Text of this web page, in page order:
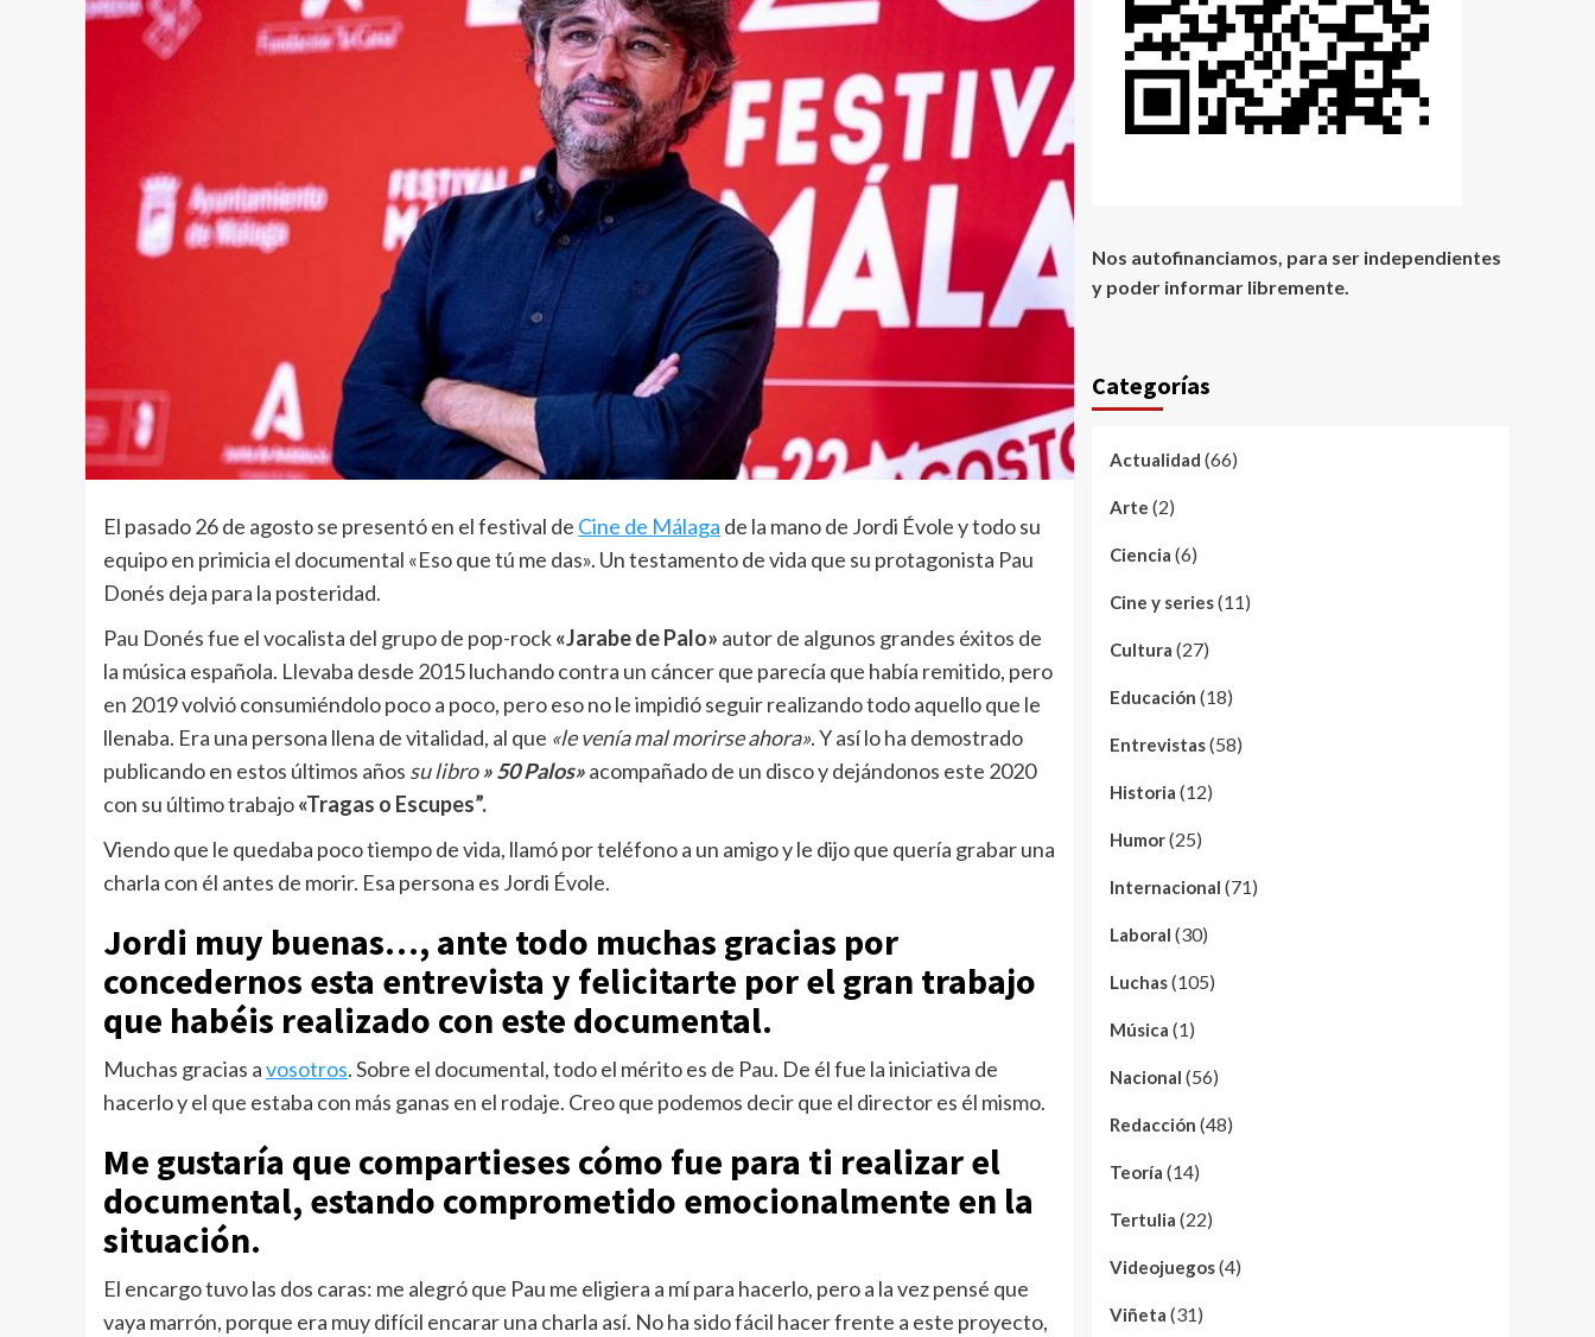
El pasado 26 de agosto se presentó en el festival de Cine de Málaga de la mano de Jordi Évole y todo su
equipo en primicia el documental «Eso que tú me das». Un testamento de vida que su protagonista Pau
Donés deja para la posteridad.
Pau Donés fue el vocalista del grupo de pop-rock«Jarabe de Palo» autor de algunos grandes éxitos de
la música española. Llevaba desde 2015 luchando contra un cáncer que parecía que había remitido, pero
en 2019 volvió consumiéndolo poco a poco, pero eso no le impidió seguir realizando todo aquello que le
llenaba. Era una persona llena de vitalidad, al que «le venía mal morirse ahora». Y así lo ha demostrado
publicando en estos últimos años su libro » 50 Palos»acompañado de un disco y dejándonos este 2020
con su último trabajo«Tragas o Escupes”.
Viendo que le quedaba poco tiempo de vida, llamó por teléfono a un amigo y le dijo que quería grabar una
charla con él antes de morir. Esa persona es Jordi Évole.
Jordi muy buenas…, ante todo muchas gracias por
concedernos esta entrevista y felicitarte por el gran trabajo
que habéis realizado con este documental.
Muchas gracias avosotros. Sobre el documental, todo el mérito es de Pau. De él fue la iniciativa de
hacerlo y el que estaba con más ganas en el rodaje. Creo que podemos decir que el director es él mismo.
Me gustaría que compartieses cómo fue para ti realizar el
documental, estando comprometido emocionalmente en la
situación.
El encargo tuvo las dos caras: me alegró que Pau me eligiera a mí para hacerlo, pero a la vez pensé que
vaya marrón, porque era muy difícil encarar una charla así. No ha sido fácil hacer frente a este proyecto,
Nos autofinanciamos, para ser independientes
y poder informar libremente.
Categorías
Actualidad (66)
Arte (2)
Ciencia (6)
Cine y series(11)
Cultura (27)
Educación (18)
Entrevistas(58)
Historia (12)
Humor(25)
Internacional (71)
Laboral (30)
Luchas(105)
Música (1)
Nacional (56)
Redacción (48)
Teoría (14)
Tertulia (22)
Videojuegos(4)
Viñeta (31)